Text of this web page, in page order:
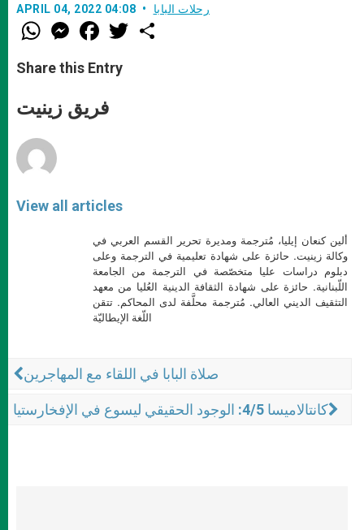
APRIL 04, 2022 04:08 رحلات البابا
W
h
t
s
p
p
M
e
s
e
g
e
F
a
e
b
o
k
w
Share this Entry
فريق زينيت
View all articles
ألين كنعان إيليا، مُترجمة ومديرة تحرير القسم العربي في
وكالة زينيت. حائزة على شهادة تعليمية في الترجمة وعلى
دبلوم دراسات عليا متخصّصة في الترجمة من الجامعة
اللّبنانية. حائزة على شهادة الثقافة الدينية العُليا من معهد
التثقيف الديني العالي. مُترجمة محلَّفة لدى المحاكم. تتقن
اللّغة الإيطاليّة
صلاة البابا في اللقاء مع المهاجرين
كانتالاميسا 4/5: الوجود الحقيقي ليسوع في الإفخارستيا